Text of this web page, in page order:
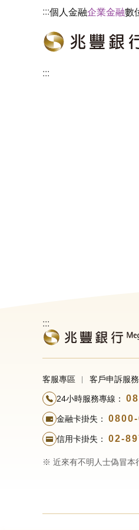
:::個人金融企業金融數
:::
:::
客服專區 客戶申訴服務
24小時服務專線：
金融卡掛失：
信用卡掛失： 02-
※ 近來有不明人士偽冒本